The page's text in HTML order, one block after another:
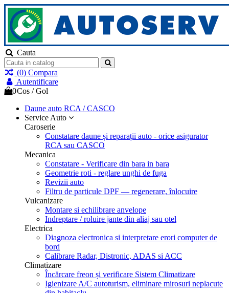
Cauta
(0) Compara
Autentificare
0Cos /Gol
Daune auto RCA / CASCO
Service Auto
Caroserie
Constatare daune și reparații auto - orice asigurator
RCA sau CASCO
Mecanica
Constatare - Verificare din bara in bara
Geometrie roti - reglare unghi de fuga
Revizii auto
Filtru de particule DPF — regenerare, înlocuire
Vulcanizare
Montare si echilibrare anvelope
Indreptare / roluire jante din aliaj sau otel
Electrica
Diagnoza electronica si interpretare erori computer de
bord
Calibrare Radar, Distronic, ADAS si ACC
Climatizare
Încărcare freon și verificare Sistem Climatizare
Igienizare A/C autoturism, eliminare mirosuri neplacute